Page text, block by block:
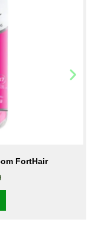
FortHair